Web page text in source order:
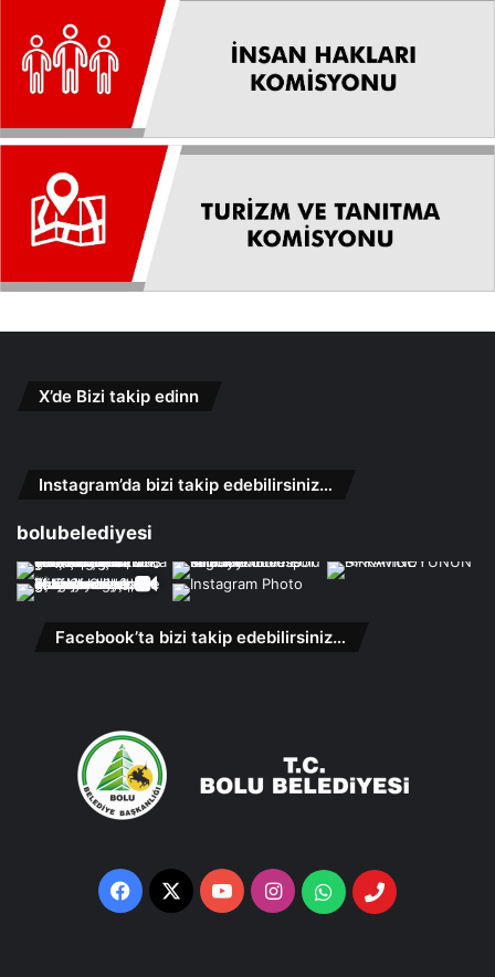
X’de Bizi takip edinn
Instagram’da bizi takip edebilirsiniz…
bolubelediyesi
Facebook’ta bizi takip edebilirsiniz…
Facebook
X YouTubeInstagramWhatsappTelefon